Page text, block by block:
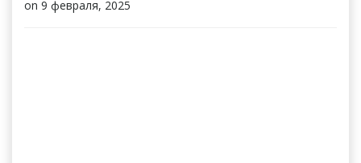
on 9 февраля, 2025